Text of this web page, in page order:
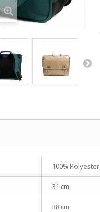
100% Polyester
31 cm
38 cm